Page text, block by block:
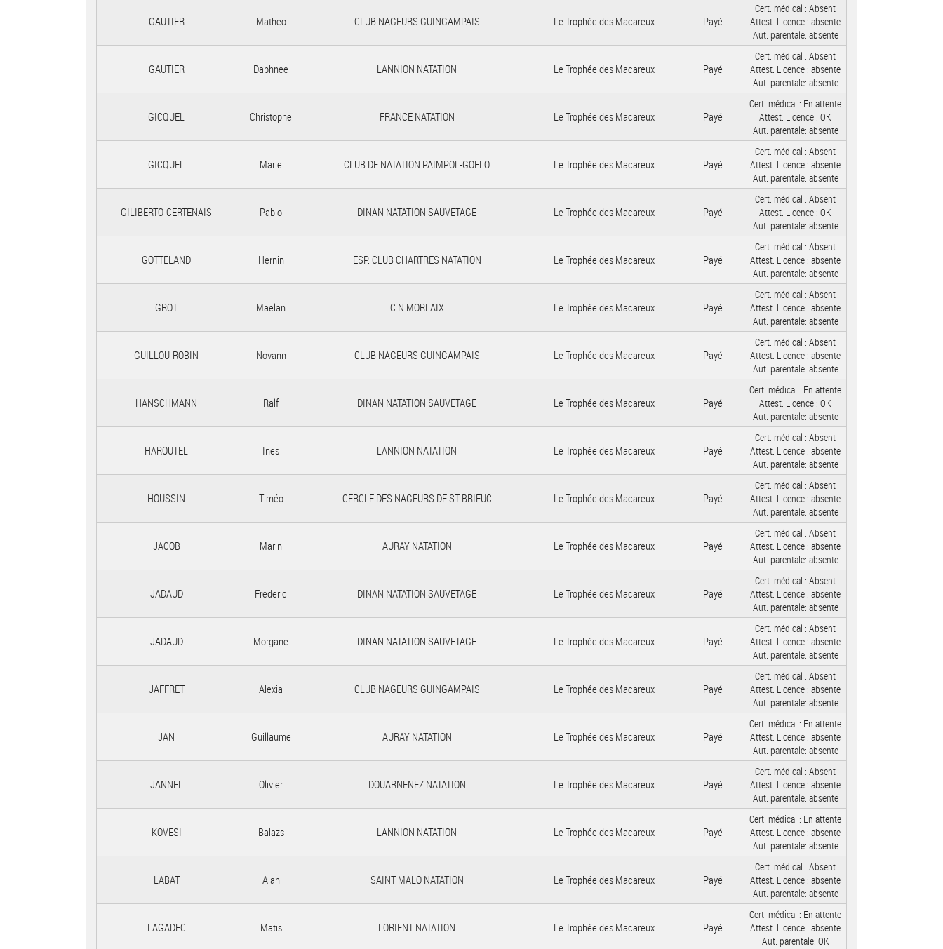
GAUTIER Matheo CLUB NAGEURS GUINGAMPAIS Le Trophée des Macareux Payé
Cert. médical : Absent
Attest. Licence : absente
Aut. parentale: absente
GAUTIER Daphnee LANNION NATATION Le Trophée des Macareux Payé
Cert. médical : Absent
Attest. Licence : absente
Aut. parentale: absente
GICQUEL Christophe FRANCE NATATION Le Trophée des Macareux Payé
Cert. médical : En attente
Attest. Licence : OK
Aut. parentale: absente
GICQUEL Marie CLUB DE NATATION PAIMPOL-GOELO Le Trophée des Macareux Payé
Cert. médical : Absent
Attest. Licence : absente
Aut. parentale: absente
GILIBERTO-CERTENAIS Pablo DINAN NATATION SAUVETAGE Le Trophée des Macareux Payé
Cert. médical : Absent
Attest. Licence : OK
Aut. parentale: absente
GOTTELAND Hernin ESP. CLUB CHARTRES NATATION Le Trophée des Macareux Payé
Cert. médical : Absent
Attest. Licence : absente
Aut. parentale: absente
GROT Maëlan C N MORLAIX Le Trophée des Macareux Payé
Cert. médical : Absent
Attest. Licence : absente
Aut. parentale: absente
GUILLOU-ROBIN Novann CLUB NAGEURS GUINGAMPAIS Le Trophée des Macareux Payé
Cert. médical : Absent
Attest. Licence : absente
Aut. parentale: absente
HANSCHMANN Ralf DINAN NATATION SAUVETAGE Le Trophée des Macareux Payé
Cert. médical : En attente
Attest. Licence : OK
Aut. parentale: absente
HAROUTEL Ines LANNION NATATION Le Trophée des Macareux Payé
Cert. médical : Absent
Attest. Licence : absente
Aut. parentale: absente
HOUSSIN Timéo CERCLE DES NAGEURS DE ST BRIEUC Le Trophée des Macareux Payé
Cert. médical : Absent
Attest. Licence : absente
Aut. parentale: absente
JACOB Marin AURAY NATATION Le Trophée des Macareux Payé
Cert. médical : Absent
Attest. Licence : absente
Aut. parentale: absente
JADAUD Frederic DINAN NATATION SAUVETAGE Le Trophée des Macareux Payé
Cert. médical : Absent
Attest. Licence : absente
Aut. parentale: absente
JADAUD Morgane DINAN NATATION SAUVETAGE Le Trophée des Macareux Payé
Cert. médical : Absent
Attest. Licence : absente
Aut. parentale: absente
JAFFRET Alexia CLUB NAGEURS GUINGAMPAIS Le Trophée des Macareux Payé
Cert. médical : Absent
Attest. Licence : absente
Aut. parentale: absente
JAN Guillaume AURAY NATATION Le Trophée des Macareux Payé
Cert. médical : En attente
Attest. Licence : absente
Aut. parentale: absente
JANNEL Olivier DOUARNENEZ NATATION Le Trophée des Macareux Payé
Cert. médical : Absent
Attest. Licence : absente
Aut. parentale: absente
KOVESI Balazs LANNION NATATION Le Trophée des Macareux Payé
Cert. médical : En attente
Attest. Licence : absente
Aut. parentale: absente
LABAT Alan SAINT MALO NATATION Le Trophée des Macareux Payé
Cert. médical : Absent
Attest. Licence : absente
Aut. parentale: absente
LAGADEC Matis LORIENT NATATION Le Trophée des Macareux Payé
Cert. médical : En attente
Attest. Licence : absente
Aut. parentale: OK